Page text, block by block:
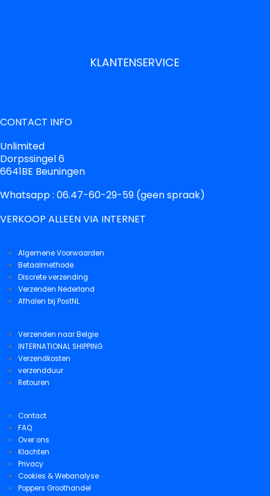
KLANTENSERVICE
CONTACT INFO
Unlimited
Dorpssingel 6
6641BE Beuningen
Whatsapp : 06.47-60-29-59 (geen spraak)
VERKOOP ALLEEN VIA INTERNET
Algemene Voorwaarden
Betaalmethode
Discrete verzending
Verzenden Nederland
Afhalen bij PostNL
Verzenden naar Belgie
INTERNATIONAL SHIPPING
Verzendkosten
verzendduur
Retouren
Contact
FAQ
Over ons
Klachten
Privacy
Cookies & Webanalyse
Poppers Groothandel